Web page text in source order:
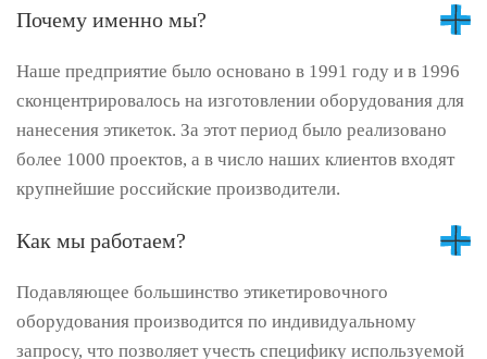
Почему именно мы?
Наше предприятие было основано в 1991 году и в 1996
сконцентрировалось на изготовлении оборудования для
нанесения этикеток. За этот период было реализовано
более 1000 проектов, а в число наших клиентов входят
крупнейшие российские производители.
Как мы работаем?
Подавляющее большинство этикетировочного
оборудования производится по индивидуальному
запросу, что позволяет учесть специфику используемой